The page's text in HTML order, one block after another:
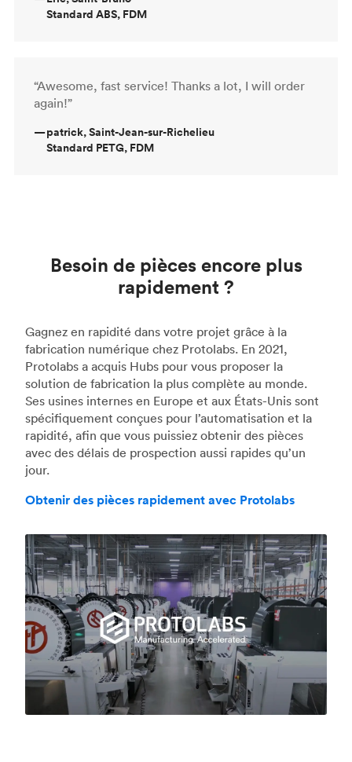
Standard ABS, FDM
“Awesome, fast service! Thanks a lot, I will order
again!”
—patrick, Saint-Jean-sur-Richelieu
Standard PETG, FDM
Besoin de pièces encore plus
rapidement ?
Gagnez en rapidité dans votre projet grâce à la
fabrication numérique chez Protolabs. En 2021,
Protolabs a acquis Hubs pour vous proposer la
solution de fabrication la plus complète au monde.
Ses usines internes en Europe et aux États-Unis sont
spécifiquement conçues pour l’automatisation et la
rapidité, afin que vous puissiez obtenir des pièces
avec des délais de prospection aussi rapides qu’un
jour.
Obtenir des pièces rapidement avec Protolabs